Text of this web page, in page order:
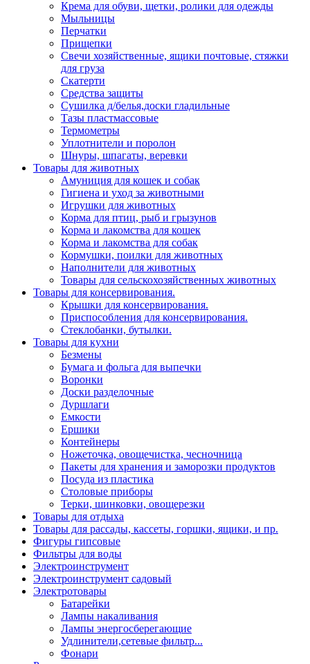
Крема для обуви, щетки, ролики для одежды
Мыльницы
Перчатки
Прищепки
Свечи хозяйственные, ящики почтовые, стяжки
для груза
Скатерти
Средства защиты
Сушилка д/белья,доски гладильные
Тазы пластмассовые
Термометры
Уплотнители и поролон
Шнуры, шпагаты, веревки
Товары для животных
Амуниция для кошек и собак
Гигиена и уход за животными
Игрушки для животных
Корма для птиц, рыб и грызунов
Корма и лакомства для кошек
Корма и лакомства для собак
Кормушки, поилки для животных
Наполнители для животных
Товары для сельскохозяйственных животных
Товары для консервирования.
Крышки для консервирования.
Приспособления для консервирования.
Стеклобанки, бутылки.
Товары для кухни
Безмены
Бумага и фольга для выпечки
Воронки
Доски разделочные
Дуршлаги
Емкости
Ершики
Контейнеры
Ножеточка, овощечистка, чесночница
Пакеты для хранения и заморозки продуктов
Посуда из пластика
Столовые приборы
Терки, шинковки, овощерезки
Товары для отдыха
Товары для рассады, кассеты, горшки, ящики, и пр.
Фигуры гипсовые
Фильтры для воды
Электроинструмент
Электроинструмент садовый
Электротовары
Батарейки
Лампы накаливания
Лампы энергосберегающие
Удлинители,сетевые фильтр...
Фонари